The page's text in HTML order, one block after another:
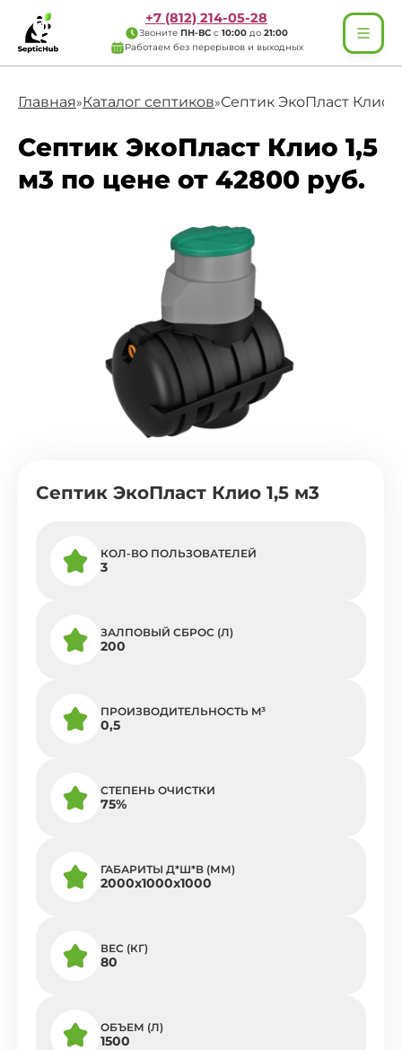
+7 (812) 214-05-28
Звоните ПН-ВС с 10:00 до 21:00
Работаем без перерывов и выходных
Главная»Каталог септиков»Септик ЭкоПласт Клио
Септик ЭкоПласт Клио 1,5
м3 по цене от 42800 руб.
Септик ЭкоПласт Клио 1,5 м3
КОЛ-ВО ПОЛЬЗОВАТЕЛЕЙ
3
ЗАЛПОВЫЙ СБРОС (Л)
200
ПРОИЗВОДИТЕЛЬНОСТЬ M³
0,5
СТЕПЕНЬ ОЧИСТКИ
75%
ГАБАРИТЫ Д*Ш*В (ММ)
2000х1000х1000
ВЕС (КГ)
80
ОБЪЕМ (Л)
1500